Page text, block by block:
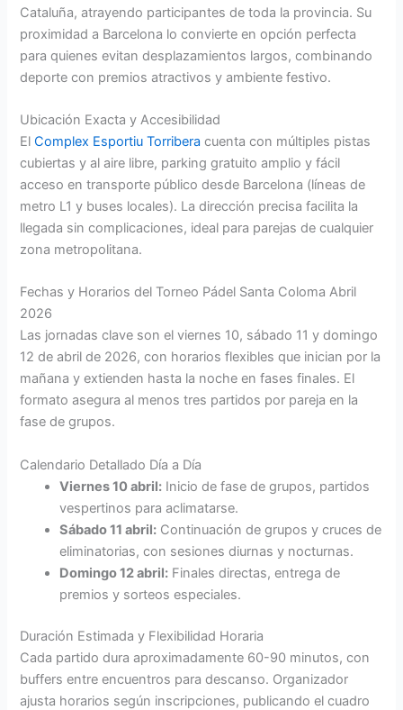
Cataluña, atrayendo participantes de toda la provincia. Su
proximidad a Barcelona lo convierte en opción perfecta
para quienes evitan desplazamientos largos, combinando
deporte con premios atractivos y ambiente festivo.
Ubicación Exacta y Accesibilidad
ElComplex Esportiu Torribera cuenta con múltiples pistas
cubiertas y al aire libre, parking gratuito amplio y fácil
acceso en transporte público desde Barcelona (líneas de
metro L1 y buses locales). La dirección precisa facilita la
llegada sin complicaciones, ideal para parejas de cualquier
zona metropolitana.
Fechas y Horarios del Torneo Pádel Santa Coloma Abril
2026
Las jornadas clave son el viernes 10, sábado 11 y domingo
12 de abril de 2026, con horarios flexibles que inician por la
mañana y extienden hasta la noche en fases finales. El
formato asegura al menos tres partidos por pareja en la
fase de grupos.
Calendario Detallado Día a Día
Viernes 10 abril: Inicio de fase de grupos, partidos
vespertinos para aclimatarse.
Sábado 11 abril: Continuación de grupos y cruces de
eliminatorias, con sesiones diurnas y nocturnas.
Domingo 12 abril: Finales directas, entrega de
premios y sorteos especiales.
Duración Estimada y Flexibilidad Horaria
Cada partido dura aproximadamente 60-90 minutos, con
buffers entre encuentros para descanso. Organizador
ajusta horarios según inscripciones, publicando el cuadro